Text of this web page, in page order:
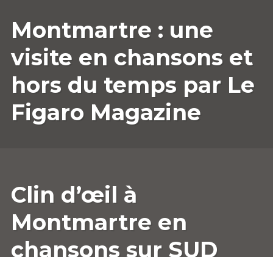
OCTOBRE
2022
UN
COMMENTAIRE
Montmartre : une
visite en chansons et
hors du temps par Le
Figaro Magazine
OCTOBRE
2022
UN
COMMENTAIRE
Clin d’œil à
Montmartre en
chansons sur SUD